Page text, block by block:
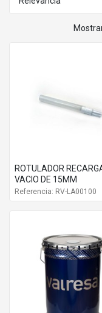
ROTULADOR
VACIO DE 15MM
Referencia: RV-LA00100